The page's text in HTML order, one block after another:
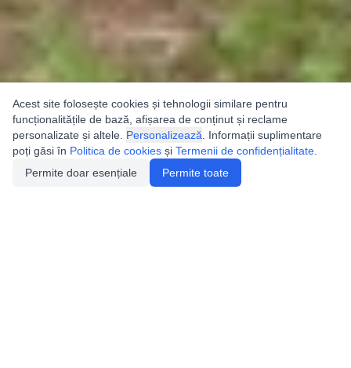
Acest site folosește cookies și tehnologii similare pentru
funcționalitățile de bază, afișarea de conținut și reclame
personalizate și altele. Personalizează . Informații suplimentare
poți găsi în Politica de cookies și Termenii de confidențialitate
Permite doar esențiale
Permite toate